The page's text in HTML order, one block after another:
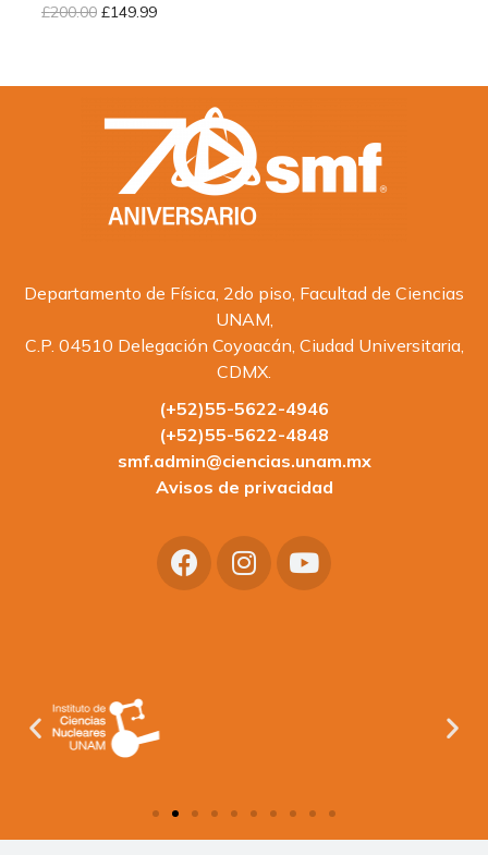
£200.00 £149.99
Departamento de Física, 2do piso, Facultad de Ciencias
UNAM,
C.P. 04510 Delegación Coyoacán, Ciudad Universitaria,
CDMX.
(+52)55-5622-4946
(+52)55-5622-4848
smf.admin@ciencias.unam.mx
Avisos de privacidad